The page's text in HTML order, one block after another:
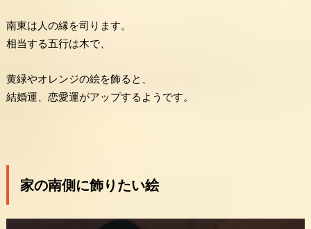
南東は人の縁を司ります。
相当する五行は木で、
黄緑やオレンジの絵を飾ると、
結婚運、恋愛運がアップするようです。
家の南側に飾りたい絵